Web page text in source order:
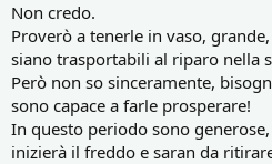
Non credo.
Proverò a tenerle in vaso,
siano trasportabili al riparo nella
Però non so sinceramente,
sono capace a farle prosperare!
In questo periodo sono
inizierà il freddo e saran da